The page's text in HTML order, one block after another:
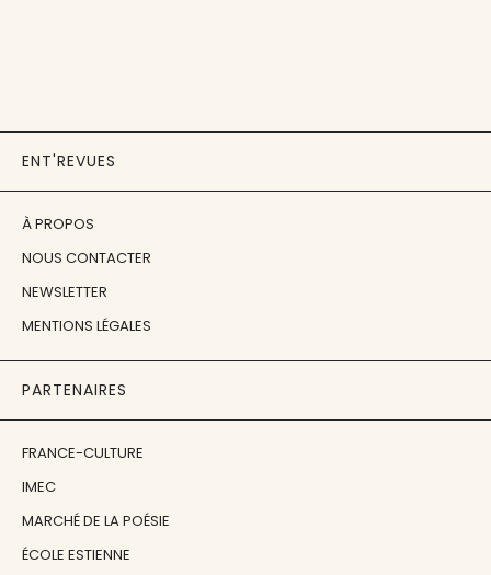
ENT'REVUES
À PROPOS
NOUS CONTACTER
NEWSLETTER
MENTIONS LÉGALES
PARTENAIRES
FRANCE-CULTURE
IMEC
MARCHÉ DE LA POÉSIE
ÉCOLE ESTIENNE